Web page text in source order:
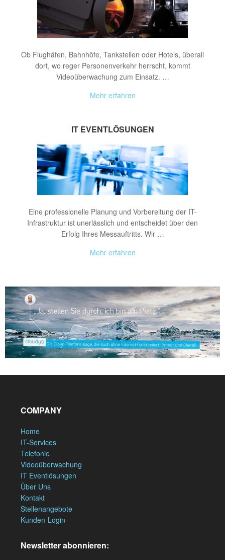
Ob Flughäfen, Bahnhöfe, Tankstellen oder Hotels, überall
dort, wo reger Personenverkehr herrscht, kommt
Videoüberwachung zum Einsatz. …
Mehr erfahren
IT EVENTLÖSUNGEN
Eine professionelle Planung und Vorbereitung der IT-
Infrastruktur ist unerlässlich und entscheidet über den
Erfolg Ihres Messauftritts. Wir …
Mehr erfahren
COMPANY
Home
IT-Services
Telefonie
Videoüberwachung
IT Eventlösungen
Über Uns
Kontakt
Stellenangebote
Kunden-Login
Newsletter abonnieren: